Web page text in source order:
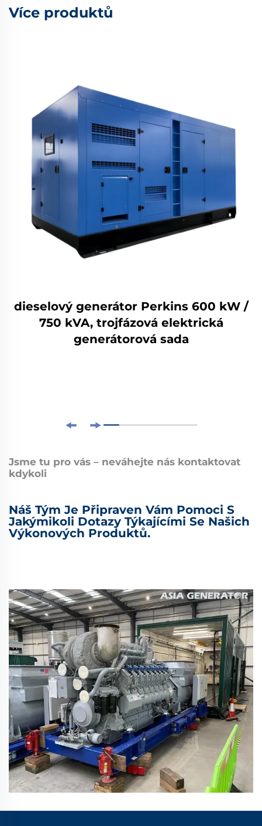
Více produktů
dieselový generátor Perkins 600 kW /
750 kVA, trojfázová elektrická
generátorová sada
Jsme tu pro vás – neváhejte nás kontaktovat
kdykoli
Náš Tým Je Připraven Vám Pomoci S
Jakýmikoli Dotazy Týkajícími Se Našich
Výkonových Produktů.